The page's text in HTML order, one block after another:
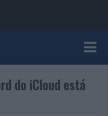
do iCloud está